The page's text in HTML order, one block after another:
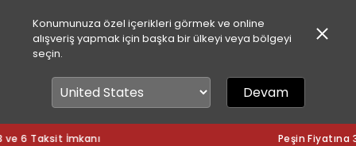
Konumunuza özel içerikleri görmek ve online
alışveriş yapmak için başka bir ülkeyi veya bölgeyi
seçin.
Devam
Peşin Fiyatına 3 ve 6 Taksit İmkanı